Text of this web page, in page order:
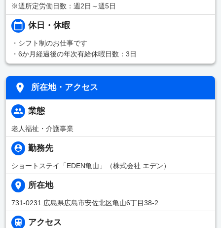
※週所定労働日数：週2日～週5日
休日・休暇
・シフト制のお仕事です
・6か月経過後の年次有給休暇日数：3日
所在地・アクセス
業態
老人福祉・介護事業
勤務先
ショートステイ「EDEN亀山」（株式会社 エデン）
所在地
731-0231 広島県広島市安佐北区亀山6丁目38-2
アクセス